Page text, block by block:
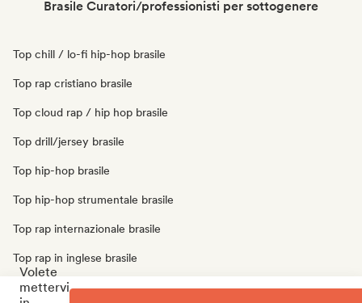
Brasile Curatori/professionisti per sottogenere
Top chill / lo-fi hip-hop brasile
Top rap cristiano brasile
Top cloud rap / hip hop brasile
Top drill/jersey brasile
Top hip-hop brasile
Top hip-hop strumentale brasile
Top rap internazionale brasile
Top rap in inglese brasile
Top rap francese brasile
Volete
mettervi